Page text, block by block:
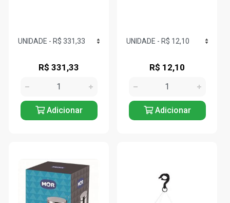
R$ 331,33
Adicionar
R$ 12,10
Adicionar